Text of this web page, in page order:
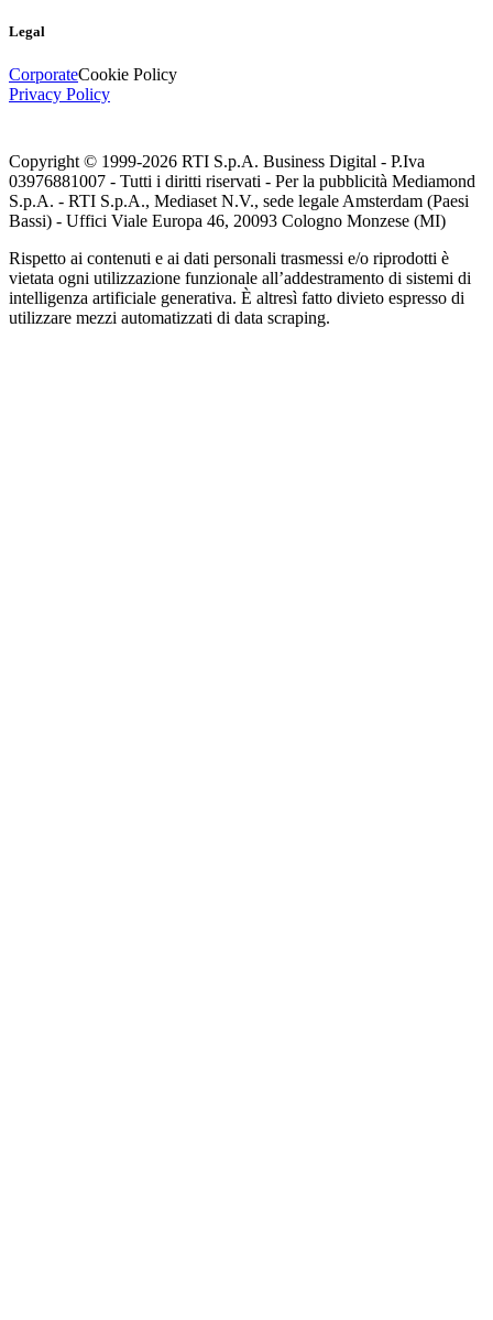
Legal
CorporateCookie Policy
Privacy Policy
Copyright © 1999-2026 RTI S.p.A. Business Digital - P.Iva
03976881007 - Tutti i diritti riservati - Per la pubblicità Mediamond
S.p.A. - RTI S.p.A., Mediaset N.V., sede legale Amsterdam (Paesi
Bassi) - Uffici Viale Europa 46, 20093 Cologno Monzese (MI)
Rispetto ai contenuti e ai dati personali trasmessi e/o riprodotti è
vietata ogni utilizzazione funzionale all’addestramento di sistemi di
intelligenza artificiale generativa. È altresì fatto divieto espresso di
utilizzare mezzi automatizzati di data scraping.